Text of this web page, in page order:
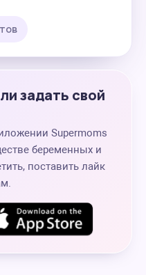
задать свой
Supermoms
беременных и
поставить лайк